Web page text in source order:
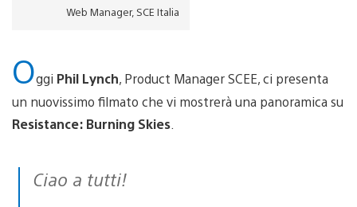
Web Manager, SCE Italia
Oggi Phil Lynch, Product Manager SCEE, ci presenta
un nuovissimo filmato che vi mostrerà una panoramica su
Resistance: Burning Skies
Ciao a tutti!